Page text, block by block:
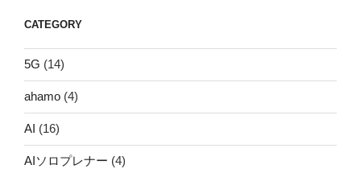
CATEGORY
5G (14)
ahamo (4)
AI (16)
AIソロプレナー (4)